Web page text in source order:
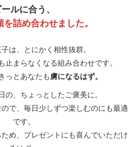
ールに合う、
詰め合わせました。
は、とにかく相性抜群。
止まらなくなる組み合わせです。
っとあなたも虜になるはず。
の、ちょっとしたご褒美に。
で、毎日少しずつ楽しむのにも最適
です。
め、プレゼントにも喜んでいただけ